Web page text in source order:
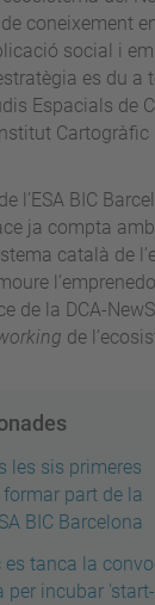
coneixement
social i
es du a
Espacials de
l’ESA BIC
ja compta
català de
de la DCA-
de
les sis primeres
part de la
BIC Barcelona
es tanca la
per incubar